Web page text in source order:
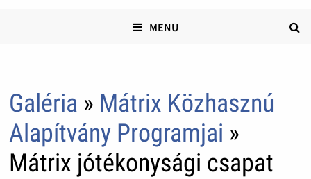
MENU
Galéria » Mátrix Közhasznú
Alapítvány Programjai »
Mátrix jótékonysági csapat